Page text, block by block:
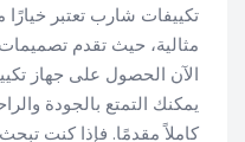
تكييفات شارب تعتبر
مثالية، حيث تقدم
الآن الحصول على جهاز
يمكنك التمتع بالجودة
كاملاً مقدمًا. فإذا كنت